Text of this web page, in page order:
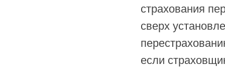
страхования
сверх
если